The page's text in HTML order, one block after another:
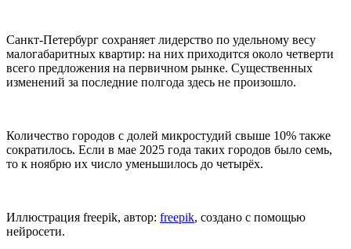
Санкт-Петербург сохраняет лидерство по удельному весу
малогабаритных квартир: на них приходится около четверти
всего предложения на первичном рынке. Существенных
изменений за последние полгода здесь не произошло.
Количество городов с долей микростудий свыше 10% также
сократилось. Если в мае 2025 года таких городов было семь,
то к ноябрю их число уменьшилось до четырёх.
Иллюстрация freepik, автор: freepik, создано с помощью
нейросети.